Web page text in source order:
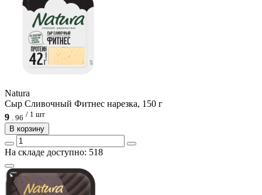
Natura
Сыр Cливочный Фитнес нарезка, 150 г
9
96 / 1 шт
В корзину
На складе доступно: 518